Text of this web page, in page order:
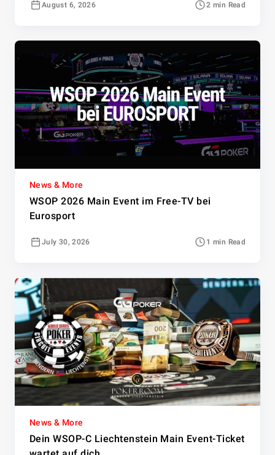
August 6, 2026 2 min Read
News & More
WSOP 2026 Main Event im Free-TV bei
Eurosport
July 30, 2026 1 min Read
News & More
Dein WSOP-C Liechtenstein Main Event-Ticket